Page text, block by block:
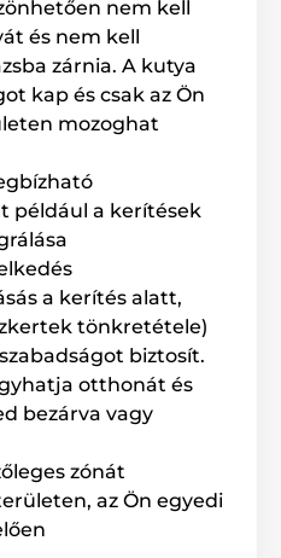
korlátlan számú kutyához
nyakörvek
egyszerűen bővíthető.
kerítéshez tartozó nyakörv
kiváló minőségű. A
gondot a viselése, és
hossza18 és 70 cm között
szélessége 11,9 cm,
cm és hossza 15,2 cm. A
4,3 cm,
3,4 cm és súlya
nem kell
és nem kell
zárnia. A kutya
kap és csak az Ön
mozoghat
például a kerítések
a kerítés alatt,
tönkretétele)
biztosít.
otthonát és
bezárva vagy
zónát
az Ön egyedi